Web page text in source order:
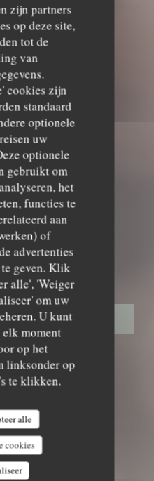
zijn partners
op deze site,
tot de
van
cookies zijn
standaard
optionele
uw
optionele
gebruikt om
het
functies te
aan
of
advertenties
geven. Klik
alle', 'Weiger
om uw
U kunt
elk moment
op het
linksonder op
te klikken.
alle
cookies
• FLAYOSC
Intimiste
TAFEL
INTIMISTE